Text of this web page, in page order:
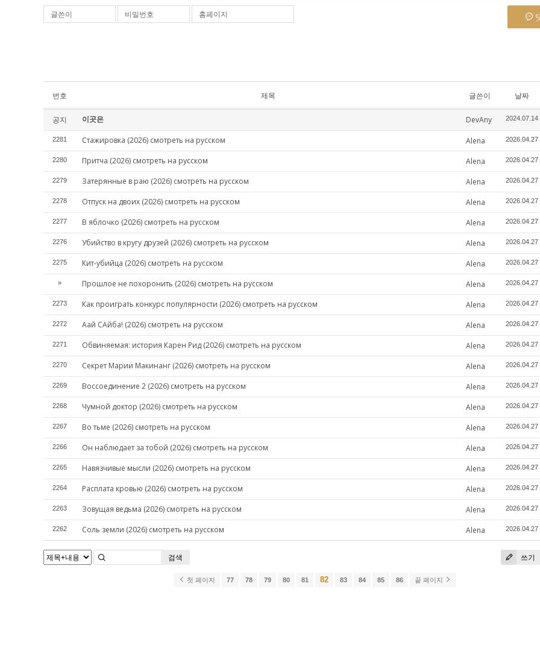
글쓴이 비밀번호 홈페이지
번호 제목 글쓴이 날짜
공지 이곳은 DevAny 2024.07.14
2281 Стажировка (2026) смотреть на русском Alena 2026.04.27
2280 Притча (2026) смотреть на русском Alena 2026.04.27
2279 Затерянные в раю (2026) смотреть на русском Alena 2026.04.27
2278 Отпуск на двоих (2026) смотреть на русском Alena 2026.04.27
2277 В яблочко (2026) смотреть на русском Alena 2026.04.27
2276 Убийство в кругу друзей (2026) смотреть на русском Alena 2026.04.27
2275 Кит-убийца (2026) смотреть на русском Alena 2026.04.27
» Прошлое не похоронить (2026) смотреть на русском Alena 2026.04.27
2273 Как проиграть конкурс популярности (2026) смотреть на русском Alena 2026.04.27
2272 Аай САйба! (2026) смотреть на русском Alena 2026.04.27
2271 Обвиняемая: история Карен Рид (2026) смотреть на русском Alena 2026.04.27
2270 Секрет Марии Макинанг (2026) смотреть на русском Alena 2026.04.27
2269 Воссоединение 2 (2026) смотреть на русском Alena 2026.04.27
2268 Чумной доктор (2026) смотреть на русском Alena 2026.04.27
2267 Во тьме (2026) смотреть на русском Alena 2026.04.27
2266 Он наблюдает за тобой (2026) смотреть на русском Alena 2026.04.27
2265 Навязчивые мысли (2026) смотреть на русском Alena 2026.04.27
2264 Расплата кровью (2026) смотреть на русском Alena 2026.04.27
2263 Зовущая ведьма (2026) смотреть на русском Alena 2026.04.27
2262 Соль земли (2026) смотреть на русском Alena 2026.04.27
쓰기
검색
첫 페이지 77 78 79 80 81 82 83 84 85 86 끝 페이지